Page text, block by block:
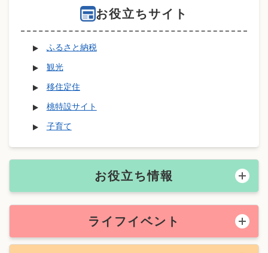
お役立ちサイト
ふるさと納税
観光
移住定住
桃特設サイト
子育て
お役立ち情報
ライフイベント